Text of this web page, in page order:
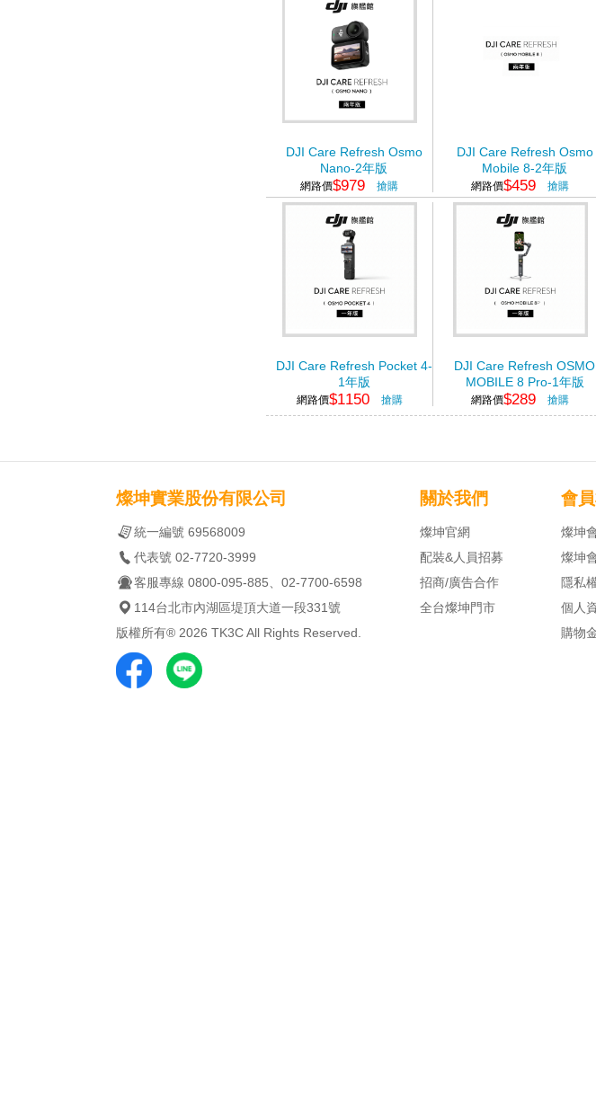
DJI Care Refresh Osmo
Nano-2年版
網路價$979 搶購
DJI Care Refresh Osmo
Mobile 8-2年版
網路價$459 搶購
DJI Care Refresh Pocket 4-
1年版
網路價$1150 搶購
DJI Care Refresh OSMO
MOBILE 8 Pro-1年版
網路價$289 搶購